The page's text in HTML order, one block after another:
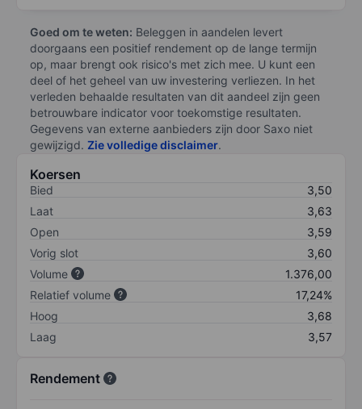
Goed om te weten: Beleggen in aandelen levert
doorgaans een positief rendement op de lange termijn
op, maar brengt ook risico's met zich mee. U kunt een
deel of het geheel van uw investering verliezen. In het
verleden behaalde resultaten van dit aandeel zijn geen
betrouwbare indicator voor toekomstige resultaten.
Gegevens van externe aanbieders zijn door Saxo niet
gewijzigd. Zie volledige disclaimer.
Koersen
Bied
3,50
Laat
3,63
Open
3,59
Vorig slot
3,60
Volume
1.376,00
Relatief volume
17,24%
Hoog
3,68
Laag
3,57
Rendement